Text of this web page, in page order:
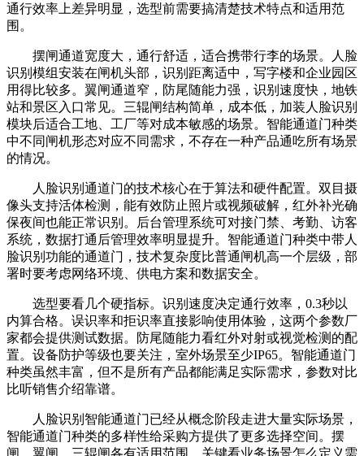
通行效率上差异明显，选型前需要搞清楚技术特点和适用范
围。
摆闸通道宽度大，通行舒适，适合携带行李的场景。人脸
识别模组安装在闸机头部，识别距离适中，写字楼和企业园区
用得比较多。翼闸通道窄，防尾随能力强，识别速度快，地铁
站和景区入口常见。三辊闸结构简单，成本低，加装人脸识别
模块后适合工地、工厂等对成本敏感的场景。智能通道门种类
中不同闸机形态对应不同需求，不存在一种产品通吃所有场景
的情况。
人脸识别通道门的技术核心在于算法和硬件配置。双目摄
像头支持活体检测，能有效防止照片或视频破解，红外补光确
保夜间也能正常识别。后台管理系统可对接门禁、考勤、访客
系统，数据打通后管理效率明显提升。智能通道门种类中带人
脸识别功能的通道门，技术复杂度比普通闸机高一个层级，部
署时要考虑网络环境、供电方案和数据安全。
选型要看几个硬指标。识别速度决定通行效率，0.3秒以
内算合格。误识率和拒识率直接影响使用体验，这两个参数厂
家都会提供测试数据。防尾随能力看红外对射或视觉检测的配
置。设备防护等级也要关注，室外场景至少IP65。智能通道门
种类虽然丰富，但不是所有产品都能满足实际需求，参数对比
比听销售介绍靠谱。
人脸识别智能通道门已经从概念阶段走进大量实际场景，
智能通道门种类的多样性给采购方提供了更多选择空间。摆
闸、翼闸、三辊闸各有适用范围，关键看业务场景怎么定义需